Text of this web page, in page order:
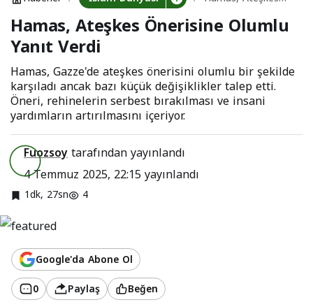
Önerisine Olumlu
Yanıt Verdi
Hamas, Ateşkes Önerisine Olumlu
Yanıt Verdi
Hamas, Gazze'de ateşkes önerisini olumlu bir şekilde
karşıladı ancak bazı küçük değişiklikler talep etti.
Öneri, rehinelerin serbest bırakılması ve insani
yardımların artırılmasını içeriyor.
Fuozsoytarafından yayınlandı
4 Temmuz 2025, 22:15yayınlandı
1dk, 27sn 4
Google'da Abone Ol
0
Paylaş Beğen